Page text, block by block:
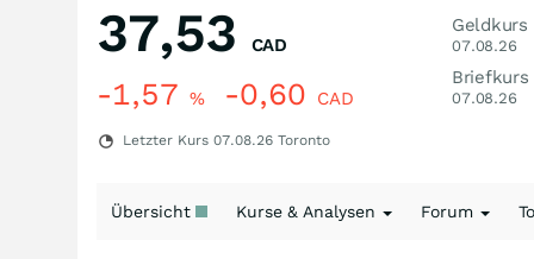
37,53 CAD
-1,57 % -0,60 CAD
Letzter Kurs 07.08.26 Toronto
Geldkurs
07.08.26
Briefkurs
07.08.26
Übersicht Kurse & Analysen Forum